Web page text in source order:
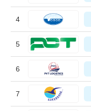
liệu
4
5
6
7
TIÊU
DÙNG
KHÔNG
YẾU